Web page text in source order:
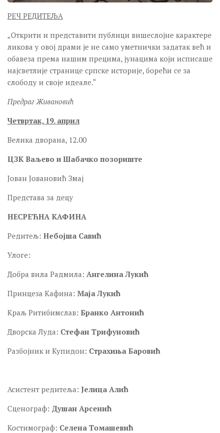
РЕЧ РЕДИТЕЉА
„Oткрити и представити публици вишеслојне карактере
ликова у овој драми је не само уметнички задатак већ и
обавеза према нашим прецима, јунацима који исписаше
најсветлије странице српске историје, борећи се за
слободу и своје идеале.“
Предраг Живановић
Четвртак, 19. април
Велика дворана, 12.00
ЦЗК Ваљево и Шабачко позориште
Јован Јовановић Змај
Представа за децу
НЕСРЕЋНА КАФИНА
Редитељ: Небојша Савић
Улоге:
Добра вила Радмила: Ангелина Лукић
Принцеза Кафина: Маја Лукић
Краљ Ритибимслав: Бранко Антонић
Дворска Луда: Стефан Трифуновић
Разбојник и Купидон: Страхиња Баровић
Асистент редитеља: Јелица Алић
Сценограф: Душан Арсенић
Костимограф: Селена Томашевић